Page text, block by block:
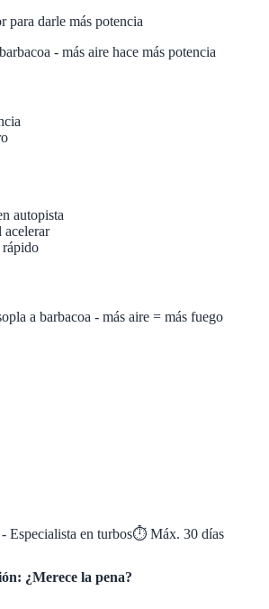
para darle más potencia
- más aire hace más potencia
autopista
acelerar
rápido
a barbacoa - más aire = más fuego
Especialista en turbos⏱️ Máx. 30 días
¿Merece la pena?